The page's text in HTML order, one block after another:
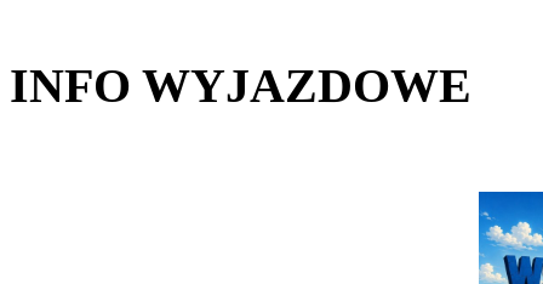
INFO WYJAZDOWE